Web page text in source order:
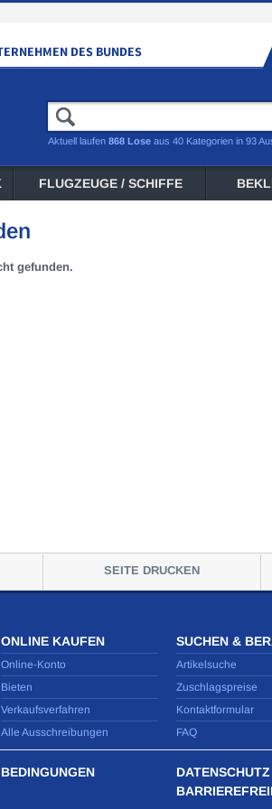
Aktuell laufen 868 Lose aus 40 Kategorien in 93
FLUGZEUGE / SCHIFFE
gefunden.
SEITE DRUCKEN
ONLINE KAUFEN
Online-Konto
Bieten
Verkaufsverfahren
Alle Ausschreibungen
SUCHEN &
Artikelsuche
Zuschlagspreise
Kontaktformular
FAQ
BEDINGUNGEN
DATENSCHUTZ